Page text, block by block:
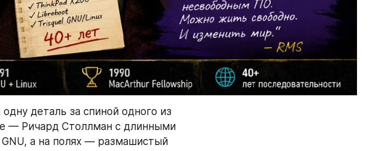
деталь за спиной одного из
— Ричард Столлман с длинными
а на полях — размашистый